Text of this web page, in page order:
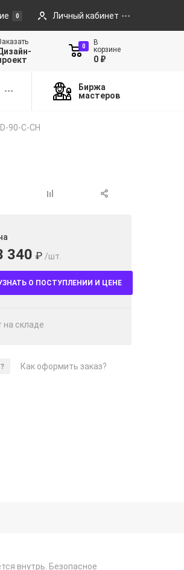
0 Личный кабинет
0
В
корзине
0 ₽
Биржа
мастеров
90-C-CH
340 ₽ /шт.
О ПОСТУПЛЕНИИ И ЦЕНЕ
на складе
Как оформить заказ?
внутрь. Безопасное